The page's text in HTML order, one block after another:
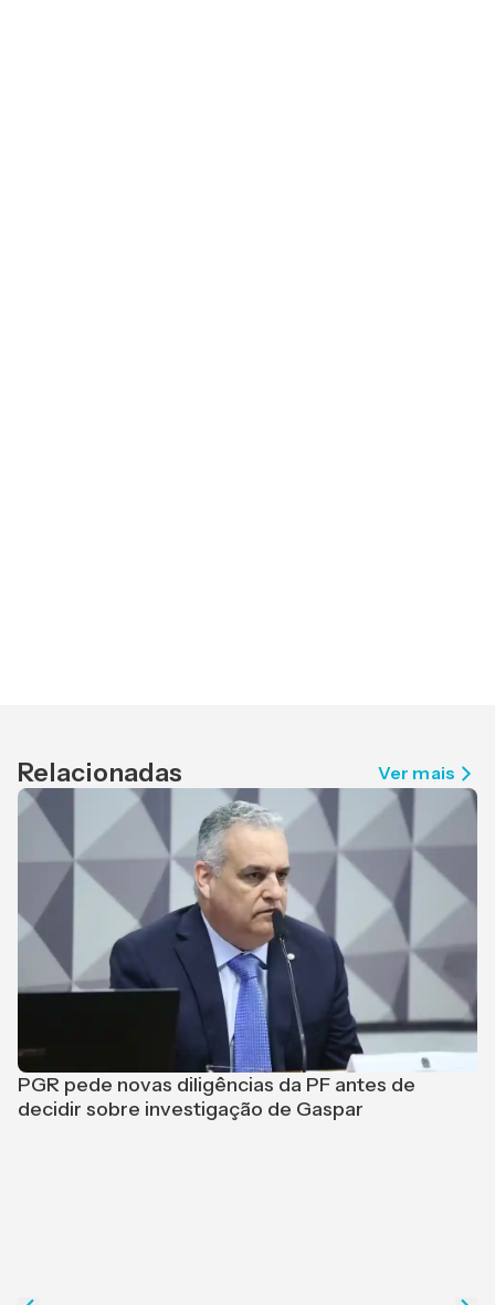
Relacionadas Ver mais
PGR pede novas diligências da PF antes de
decidir sobre investigação de Gaspar